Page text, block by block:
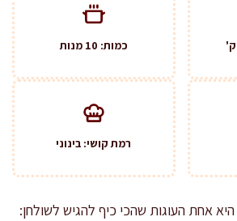
כמות: 10 מנות
רמת קושי: בינוני
אחת העוגות שהכי כיף להגיש לשולחן: